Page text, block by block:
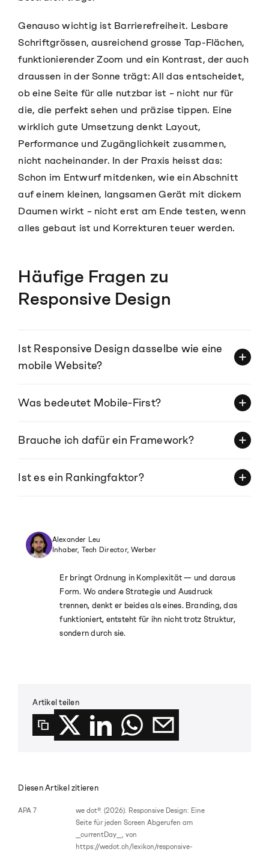
Genauso wichtig ist Barrierefreiheit. Lesbare
Schriftgrössen, ausreichend grosse Tap-Flächen,
funktionierender Zoom und ein Kontrast, der auch
draussen in der Sonne trägt: All das entscheidet,
ob eine Seite für alle nutzbar ist – nicht nur für
die, die perfekt sehen und präzise tippen. Eine
wirklich gute Umsetzung denkt Layout,
Performance und Zugänglichkeit zusammen,
nicht nacheinander. In der Praxis heisst das:
Schon im Entwurf mitdenken, wie ein Abschnitt
auf einem kleinen, langsamen Gerät mit dickem
Daumen wirkt – nicht erst am Ende testen, wenn
alles gebaut ist und Korrekturen teuer werden.
Häufige Fragen zu
Responsive Design
Ist Responsive Design dasselbe wie eine
mobile Website?
Was bedeutet Mobile-First?
Brauche ich dafür ein Framework?
Ist es ein Rankingfaktor?
Alexander Leu
Inhaber, Tech Director, Werber
Er bringt Ordnung in Komplexität — und daraus
Form. Wo andere Strategie und Ausdruck
trennen, denkt er beides als eines. Branding, das
funktioniert, entsteht für ihn nicht trotz Struktur,
sondern durch sie.
Artikel teilen
Diesen Artikel zitieren
APA 7
we dot®. (2026). Responsive Design: Eine
Seite für jeden Screen Abgerufen am
__currentDay__, von
https://wedot.ch/lexikon/responsive-